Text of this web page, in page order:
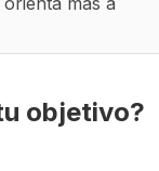
objetivo?